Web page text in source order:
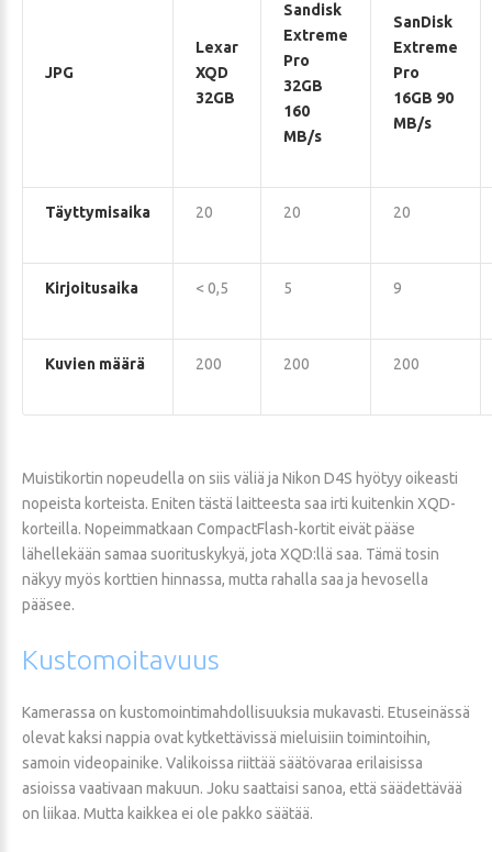
JPG
Lexar
XQD
32GB
Sandisk
Extreme
Pro
32GB
160
MB/s
SanDisk
Extreme
Pro
16GB 90
MB/s
Täyttymisaika 20 20 20
Kirjoitusaika < 0,5 5 9
Kuvien määrä 200 200 200
Muistikortin nopeudella on siis väliä ja Nikon D4S hyötyy oikeasti
nopeista korteista. Eniten tästä laitteesta saa irti kuitenkin XQD-
korteilla. Nopeimmatkaan CompactFlash-kortit eivät pääse
lähellekään samaa suorituskykyä, jota XQD:llä saa. Tämä tosin
näkyy myös korttien hinnassa, mutta rahalla saa ja hevosella
pääsee.
Kustomoitavuus
Kamerassa on kustomointimahdollisuuksia mukavasti. Etuseinässä
olevat kaksi nappia ovat kytkettävissä mieluisiin toimintoihin,
samoin videopainike. Valikoissa riittää säätövaraa erilaisissa
asioissa vaativaan makuun. Joku saattaisi sanoa, että säädettävää
on liikaa. Mutta kaikkea ei ole pakko säätää.